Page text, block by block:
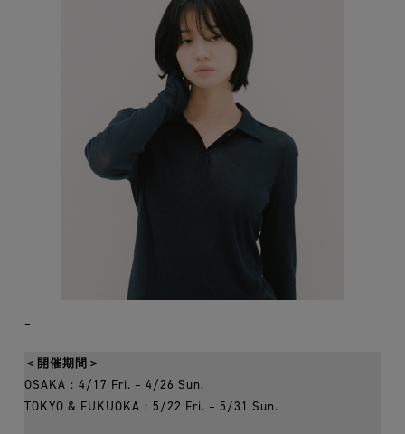
–
＜開催期間＞
OSAKA：4/17 Fri. – 4/26 Sun.
TOKYO & FUKUOKA：5/22 Fri. – 5/31 Sun.